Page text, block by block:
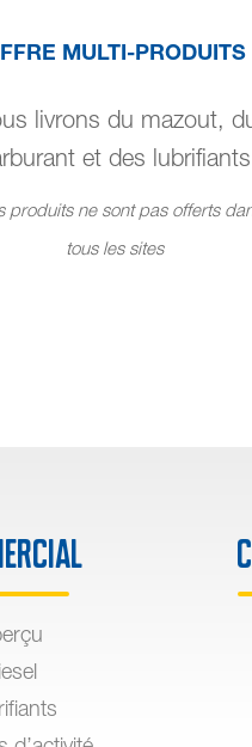
MULTI-PRODUITS
livrons du mazout,
et des lubrifiants
produits ne sont pas offerts
tous les sites